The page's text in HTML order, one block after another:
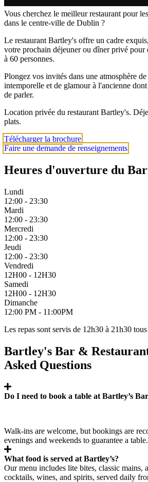
Vous cherchez le meilleur restaurant pour
dans le centre-ville de Dublin ?
Le restaurant Bartley's offre un cadre
votre prochain déjeuner ou dîner privé pour
à 60 personnes.
Plongez vos invités dans une atmosphère
intemporelle et de glamour à l'ancienne
de parler.
Location privée du restaurant Bartley's.
plats.
Télécharger la brochure
Faire une demande de renseignements
Heures d'ouverture du
Lundi
12:00 - 23:30
Mardi
12:00 - 23:30
Mercredi
12:00 - 23:30
Jeudi
12:00 - 23:30
Vendredi
12H00 - 12H30
Samedi
12H00 - 12H30
Dimanche
12:00 PM - 11:00PM
Les repas sont servis de 12h30 à 21h30
Bartley's Bar &
Asked Questions
Do I need to book a table at Bartley’s
Walk‑ins are welcome, but bookings are
evenings and weekends to guarantee a table.
What food is served at Bartley’s?
Our menu includes lite bites, classic mains,
cocktails, wines, and spirits, served daily